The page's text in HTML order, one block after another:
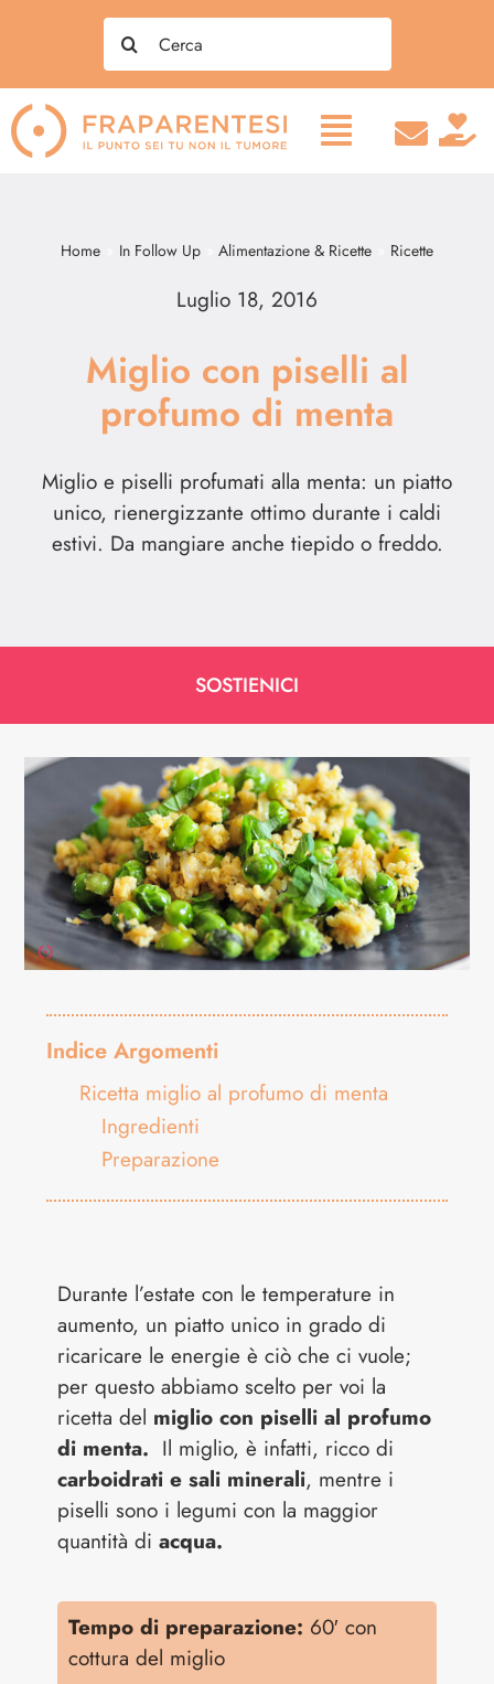
Search
for:
Home In Follow Up Alimentazione & Ricette Ricette
Luglio 18, 2016
Miglio con piselli al
profumo di menta
Miglio e piselli profumati alla menta: un piatto
unico, rienergizzante ottimo durante i caldi
estivi. Da mangiare anche tiepido o freddo.
SOSTIENICI
Indice Argomenti
Ricetta miglio al profumo di menta
Ingredienti
Preparazione
Durante l’estate con le temperature in
aumento, un piatto unico in grado di
ricaricare le energie è ciò che ci vuole;
per questo abbiamo scelto per voi la
ricetta del miglio con piselli al profumo
di menta. Il miglio, è infatti, ricco di
carboidrati e sali minerali, mentre i
piselli sono i legumi con la maggior
quantità diacqua.
Tempo di preparazione: 60′ con
cottura del miglio